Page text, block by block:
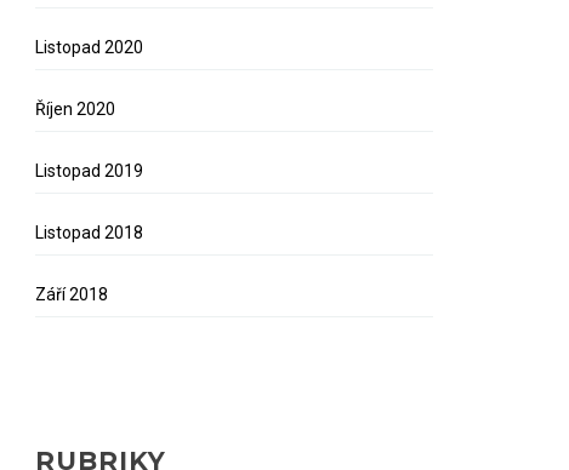
Listopad 2020
Říjen 2020
Listopad 2019
Listopad 2018
Září 2018
RUBRIKY